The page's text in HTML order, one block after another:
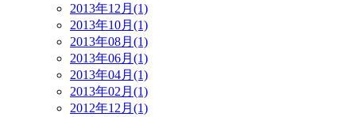
2013年12月(1)
2013年10月(1)
2013年08月(1)
2013年06月(1)
2013年04月(1)
2013年02月(1)
2012年12月(1)